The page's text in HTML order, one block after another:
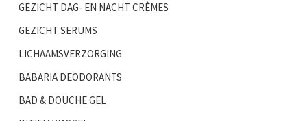
GEZICHT DAG- EN NACHT CRÈMES
GEZICHT SERUMS
LICHAAMSVERZORGING
BABARIA DEODORANTS
BAD & DOUCHE GEL